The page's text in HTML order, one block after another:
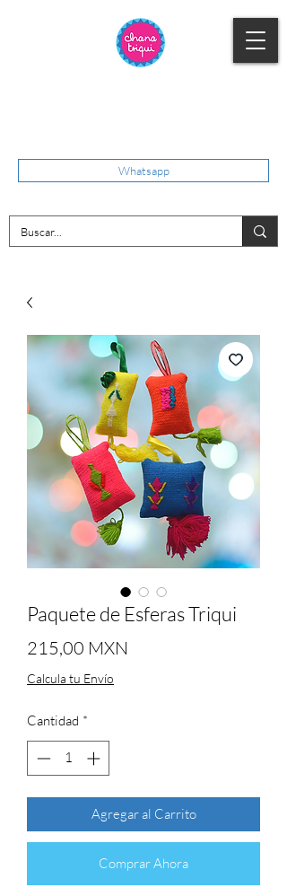
Whatsapp
Paquete de Esferas Triqui
215,00 MXN
Calcula tu Envío
Cantidad *
Agregar al Carrito
Comprar Ahora